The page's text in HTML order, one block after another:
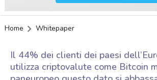
Home Whitepaper
Il 44% dei clienti dei paesi
utilizza criptovalute come Bitcoin